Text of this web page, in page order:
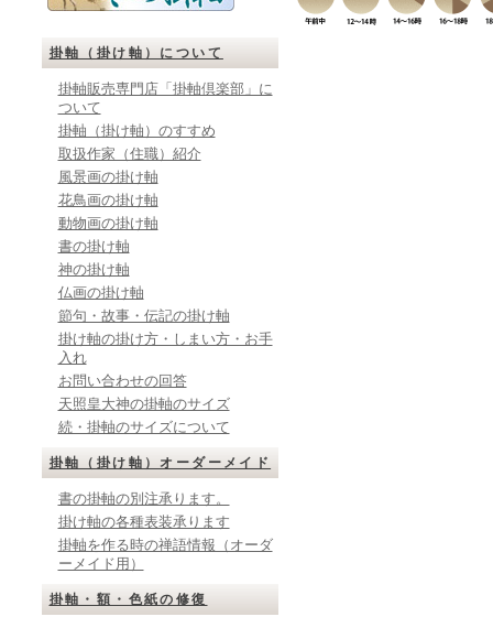
掛軸（掛け軸）について
掛軸販売専門店「掛軸倶楽部」に
ついて
掛軸（掛け軸）のすすめ
取扱作家（住職）紹介
風景画の掛け軸
花鳥画の掛け軸
動物画の掛け軸
書の掛け軸
神の掛け軸
仏画の掛け軸
節句・故事・伝記の掛け軸
掛け軸の掛け方・しまい方・お手
入れ
お問い合わせの回答
天照皇大神の掛軸のサイズ
続・掛軸のサイズについて
掛軸（掛け軸）オーダーメイド
書の掛軸の別注承ります。
掛け軸の各種表装承ります
掛軸を作る時の禅語情報（オーダ
ーメイド用）
掛軸・額・色紙の修復